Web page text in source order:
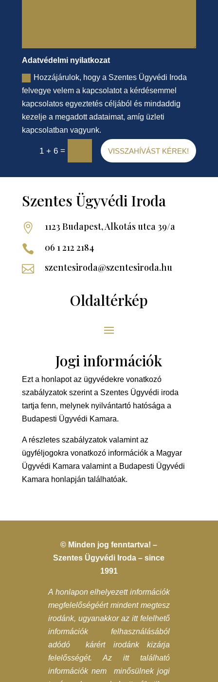
Adatvédelmi nyilatkozat
Hozzájárulok, hogy a Szentes Ügyvédi Iroda
felvegye velem a kapcsolatot a kérdésemmel
kapcsolatos egyeztetés céljából és mindaddig
kezelje a megadott adataimat, amíg üzleti
kapcsolatban vagyunk.
1 + 6 = VISSZAHÍVÁST KÉREK!
Szentes Ügyvédi Iroda
 1123 Budapest, Alkotás utca 39/a
 06 1 212 2184
 szentesiroda@szentesiroda.hu
Oldaltérkép
Jogi információk
Ezt a honlapot az ügyvédekre vonatkozó
szabályzatok szerint a Szentes Ügyvédi iroda
tartja fenn, melynek nyilvántartó hatósága a
Budapesti Ügyvédi Kamara.
A részletes szabályzatok valamint az
ügyféljogokra vonatkozó információk a Magyar
Ügyvédi Kamara valamint a Budapesti Ügyvédi
Kamara honlapján találhatóak.
© Minden jog fenntartva! –
Szentes Ügyvédi Iroda – since
1991
A honlapon elhelyezett információk
megfelelőségéért mindent megtesz
irodánk, ugyanakkor az itt felelhető
információk felhasználásából
adódó kárért irodánk kizárja
felelősségét. Az itt található
információk nem minősülnek jogi